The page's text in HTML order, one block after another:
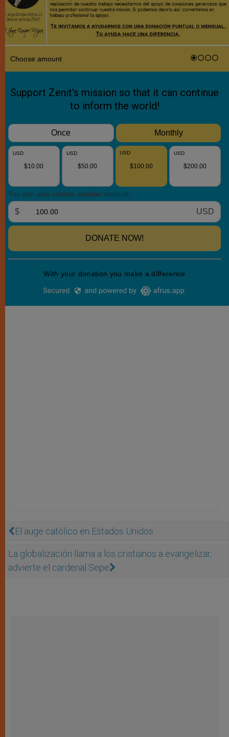
El auge católico en Estados Unidos
La globalización llama a los cristianos a evangelizar,
advierte el cardenal Sepe